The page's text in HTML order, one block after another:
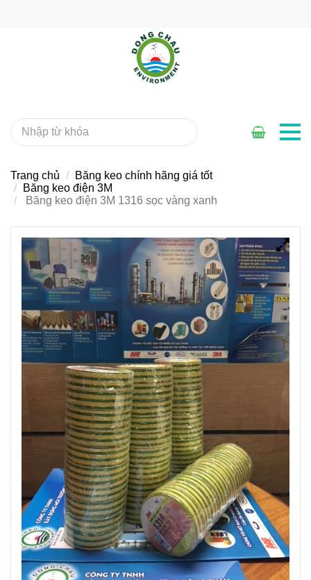
Trang chủ
Băng keo chính hãng giá tốt
Băng keo điện 3M
Băng keo điện 3M 1316 sọc vàng xanh